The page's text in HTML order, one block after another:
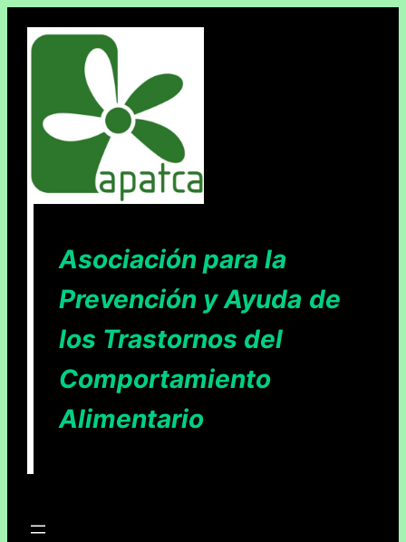
Asociación para la
Prevención y Ayuda de
los Trastornos del
Comportamiento
Alimentario